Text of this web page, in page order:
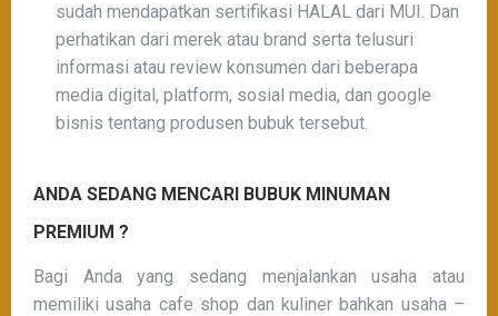
sudah mendapatkan sertifikasi HALAL dari MUI. Dan
perhatikan dari merek atau brand serta telusuri
informasi atau review konsumen dari beberapa
media digital, platform, sosial media, dan google
bisnis tentang produsen bubuk tersebut.
ANDA SEDANG MENCARI BUBUK MINUMAN
PREMIUM ?
Bagi Anda yang sedang menjalankan usaha atau
memiliki usaha cafe shop dan kuliner bahkan usaha –